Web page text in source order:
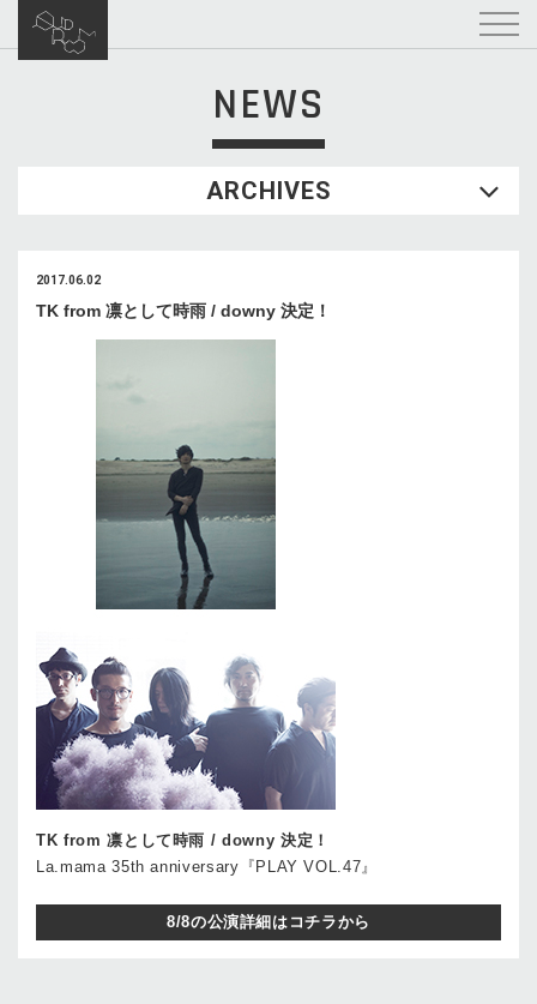
NEWS
ARCHIVES
2017.06.02
TK from 凛として時雨 / downy 決定！
TK from 凛として時雨 / downy 決定！
La.mama 35th anniversary『PLAY VOL.47』
8/8の公演詳細はコチラから